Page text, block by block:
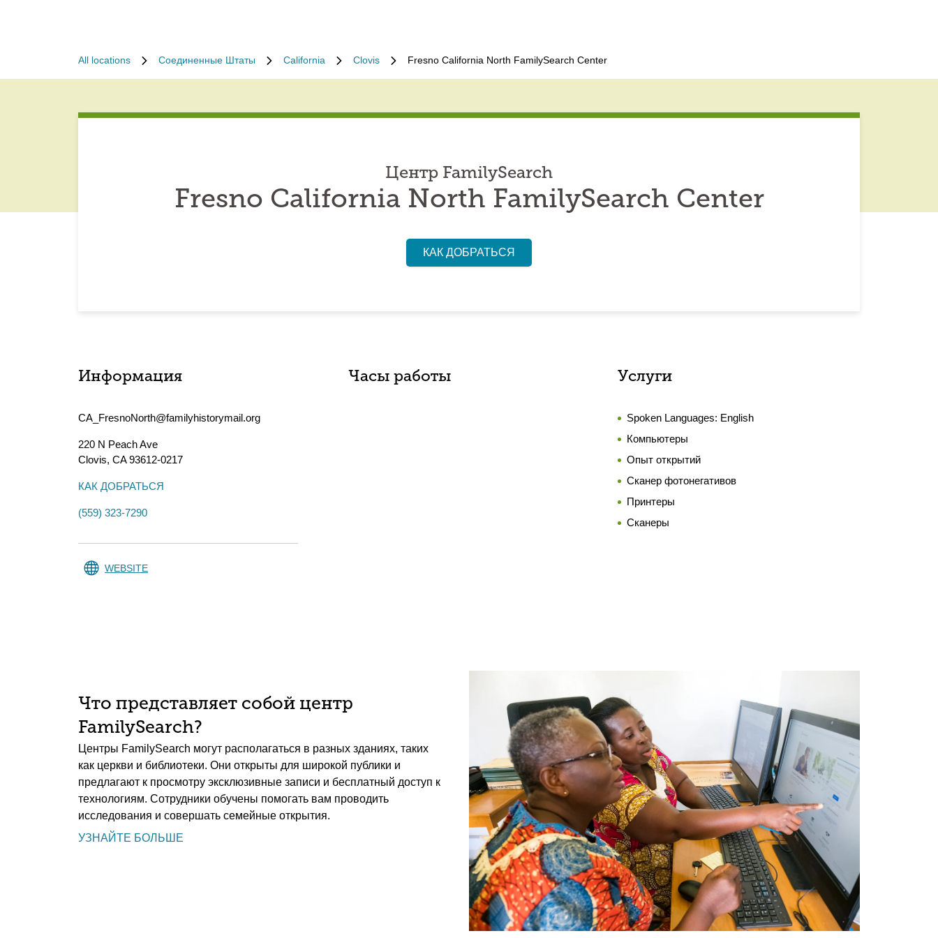
All locations Соединенные Штаты California Clovis Fresno California North FamilySearch Center
Центр FamilySearch
Fresno California North FamilySearch Center
КАК ДОБРАТЬСЯ
Информация
CA_FresnoNorth@familyhistorymail.org
220 N Peach Ave
Clovis, CA93612-0217
КАК ДОБРАТЬСЯ
(559) 323-7290
WEBSITE
Часы работы Услуги
Spoken Languages: English
Компьютеры
Опыт открытий
Сканер фотонегативов
Принтеры
Сканеры
Что представляет собой центр
FamilySearch?
Центры FamilySearch могут располагаться в разных зданиях, таких
как церкви и библиотеки. Они открыты для широкой публики и
предлагают к просмотру эксклюзивные записи и бесплатный доступ к
технологиям. Сотрудники обучены помогать вам проводить
исследования и совершать семейные открытия.
УЗНАЙТЕ БОЛЬШЕ